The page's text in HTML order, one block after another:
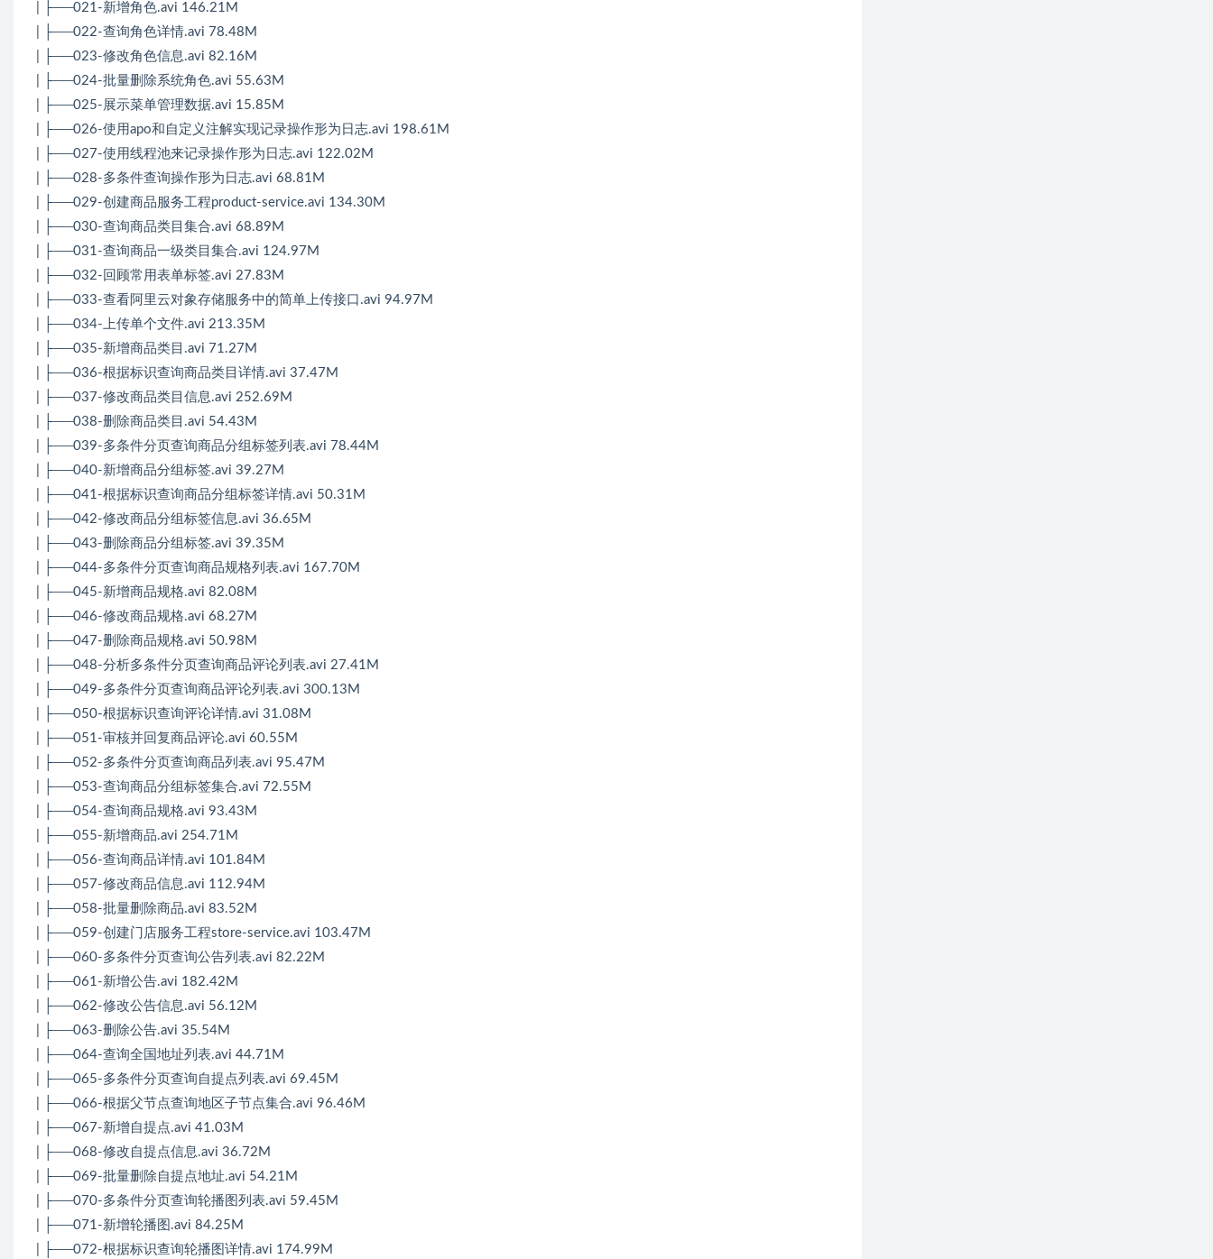
| ├──021-新增角色.avi 146.21M
| ├──022-查询角色详情.avi 78.48M
| ├──023-修改角色信息.avi 82.16M
| ├──024-批量删除系统角色.avi 55.63M
| ├──025-展示菜单管理数据.avi 15.85M
| ├──026-使用apo和自定义注解实现记录操作形为日志.avi 198.61M
| ├──027-使用线程池来记录操作形为日志.avi 122.02M
| ├──028-多条件查询操作形为日志.avi 68.81M
| ├──029-创建商品服务工程product-service.avi 134.30M
| ├──030-查询商品类目集合.avi 68.89M
| ├──031-查询商品一级类目集合.avi 124.97M
| ├──032-回顾常用表单标签.avi 27.83M
| ├──033-查看阿里云对象存储服务中的简单上传接口.avi 94.97M
| ├──034-上传单个文件.avi 213.35M
| ├──035-新增商品类目.avi 71.27M
| ├──036-根据标识查询商品类目详情.avi 37.47M
| ├──037-修改商品类目信息.avi 252.69M
| ├──038-删除商品类目.avi 54.43M
| ├──039-多条件分页查询商品分组标签列表.avi 78.44M
| ├──040-新增商品分组标签.avi 39.27M
| ├──041-根据标识查询商品分组标签详情.avi 50.31M
| ├──042-修改商品分组标签信息.avi 36.65M
| ├──043-删除商品分组标签.avi 39.35M
| ├──044-多条件分页查询商品规格列表.avi 167.70M
| ├──045-新增商品规格.avi 82.08M
| ├──046-修改商品规格.avi 68.27M
| ├──047-删除商品规格.avi 50.98M
| ├──048-分析多条件分页查询商品评论列表.avi 27.41M
| ├──049-多条件分页查询商品评论列表.avi 300.13M
| ├──050-根据标识查询评论详情.avi 31.08M
| ├──051-审核并回复商品评论.avi 60.55M
| ├──052-多条件分页查询商品列表.avi 95.47M
| ├──053-查询商品分组标签集合.avi 72.55M
| ├──054-查询商品规格.avi 93.43M
| ├──055-新增商品.avi 254.71M
| ├──056-查询商品详情.avi 101.84M
| ├──057-修改商品信息.avi 112.94M
| ├──058-批量删除商品.avi 83.52M
| ├──059-创建门店服务工程store-service.avi 103.47M
| ├──060-多条件分页查询公告列表.avi 82.22M
| ├──061-新增公告.avi 182.42M
| ├──062-修改公告信息.avi 56.12M
| ├──063-删除公告.avi 35.54M
| ├──064-查询全国地址列表.avi 44.71M
| ├──065-多条件分页查询自提点列表.avi 69.45M
| ├──066-根据父节点查询地区子节点集合.avi 96.46M
| ├──067-新增自提点.avi 41.03M
| ├──068-修改自提点信息.avi 36.72M
| ├──069-批量删除自提点地址.avi 54.21M
| ├──070-多条件分页查询轮播图列表.avi 59.45M
| ├──071-新增轮播图.avi 84.25M
| ├──072-根据标识查询轮播图详情.avi 174.99M